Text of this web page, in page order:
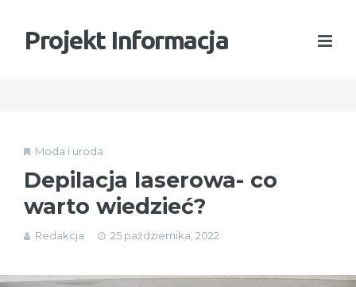
Projekt Informacja
Moda i uroda
Depilacja laserowa- co
warto wiedzieć?
Redakcja 25 października, 2022